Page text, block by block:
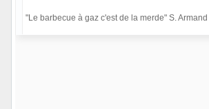
"Le barbecue à gaz c'est de la merde" S. Armand